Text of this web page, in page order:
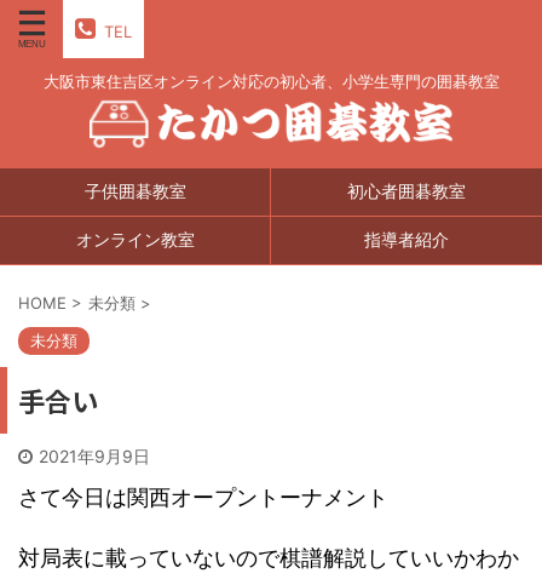
TEL
大阪市東住吉区オンライン対応の初心者、小学生専門の囲碁教室
子供囲碁教室 初心者囲碁教室
オンライン教室 指導者紹介
HOME > 未分類 >
未分類
手合い
2021年9月9日
さて今日は関西オープントーナメント
対局表に載っていないので棋譜解説していいかわか